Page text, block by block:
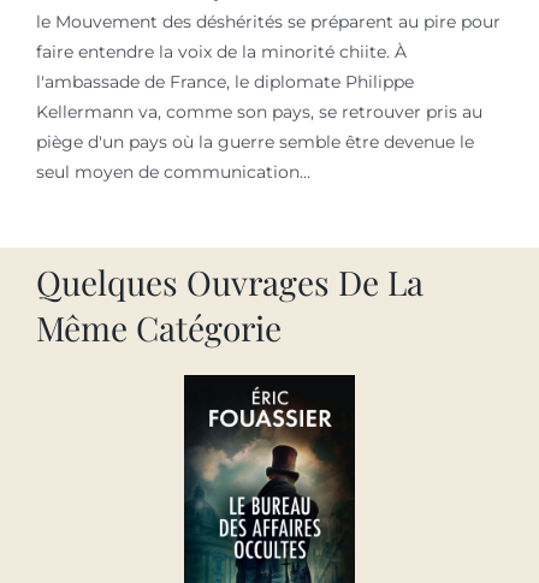
le Mouvement des déshérités se préparent au pire pour
faire entendre la voix de la minorité chiite. À
l'ambassade de France, le diplomate Philippe
Kellermann va, comme son pays, se retrouver pris au
piège d'un pays où la guerre semble être devenue le
seul moyen de communication...
Quelques Ouvrages De La
Même Catégorie